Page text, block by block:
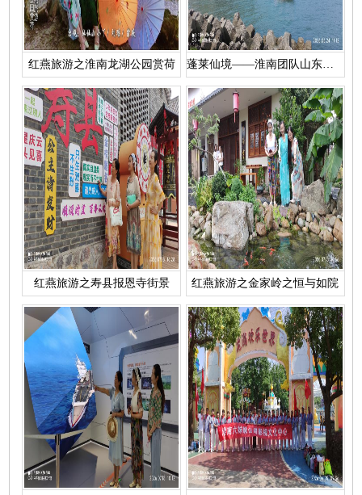
红燕旅游之淮南龙湖公园赏荷 蓬莱仙境——淮南团队山东半岛5日游
红燕旅游之寿县报恩寺街景 红燕旅游之金家岭之恒与如院